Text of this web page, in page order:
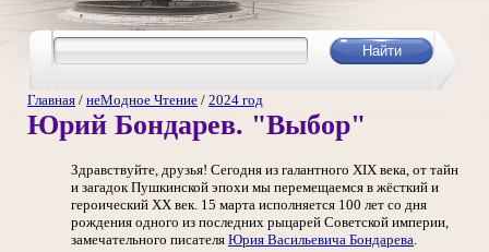
Главная / неМодное Чтение / 2024 год
Юрий Бондарев. "Выбор"
Здравствуйте, друзья! Сегодня из галантного XIX века, от тайн
и загадок Пушкинской эпохи мы перемещаемся в жёсткий и
героический XX век. 15 марта исполняется 100 лет со дня
рождения одного из последних рыцарей Советской империи,
замечательного писателя Юрия Васильевича Бондарева.